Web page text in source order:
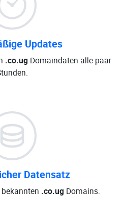
Updates
.co.ug-Domaindaten alle paar
Datensatz
.co.ugDomains.